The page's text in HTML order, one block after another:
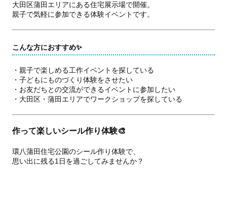
大田区蒲田エリアにある住宅展示場で開催。
親子で気軽に参加できる体験イベントです。
こんな方におすすめ✨
・親子で楽しめる工作イベントを探している
・子どもにものづくり体験をさせたい
・お友だちとの交流ができるイベントに参加したい
・大田区・蒲田エリアでワークショップを探している
作って楽しいシール作り体験🎨
環八蒲田住宅公園のシール作り体験で、
思い出に残る1日を過ごしてみませんか？